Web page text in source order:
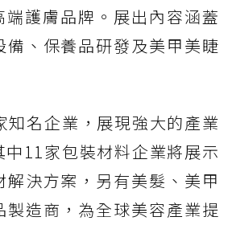
護膚品牌。展出內容涵蓋
備、保養品研發及美甲美睫
知名企業，展現強大的產業
11家包裝材料企業將展示
決方案，另有美髮、美甲
製造商，為全球美容產業提